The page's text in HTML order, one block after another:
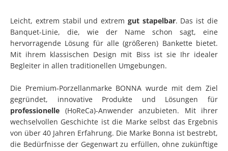
Leicht, extrem stabil und extrem gut stapelbar. Das ist die
Banquet-Linie, die, wie der Name schon sagt, eine
hervorragende Lösung für alle (größeren) Bankette bietet.
Mit ihrem klassischen Design mit Biss ist sie Ihr idealer
Begleiter in allen traditionellen Umgebungen.
Die Premium-Porzellanmarke BONNA wurde mit dem Ziel
gegründet, innovative Produkte und Lösungen für
professionelle (HoReCa)-Anwender anzubieten. Mit ihrer
wechselvollen Geschichte ist die Marke selbst das Ergebnis
von über 40 Jahren Erfahrung. Die Marke Bonna ist bestrebt,
die Bedürfnisse der Gegenwart zu erfüllen, ohne zukünftige